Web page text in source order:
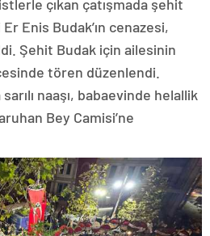
çıkan çatışmada şehit
Enis Budak’ın cenazesi,
Şehit Budak için ailesinin
tören düzenlendi.
naaşı, babaevinde helallik
Bey Camisi’ne